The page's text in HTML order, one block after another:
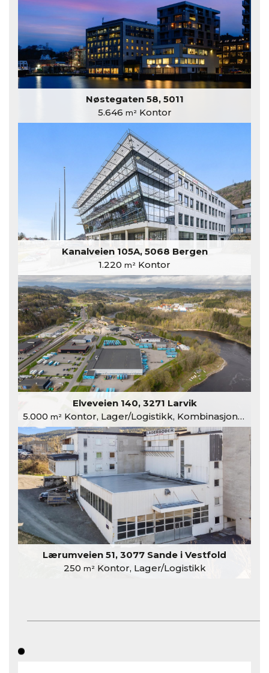
Nøstegaten 58, 5011
5.646 m²Kontor
Kanalveien 105A, 5068 Bergen
1.220 m² Kontor
Elveveien 140, 3271 Larvik
5.000 m²Kontor, Lager/Logistikk, Kombinasjonslokaler
Lærumveien 51, 3077 Sande i Vestfold
250 m²Kontor, Lager/Logistikk